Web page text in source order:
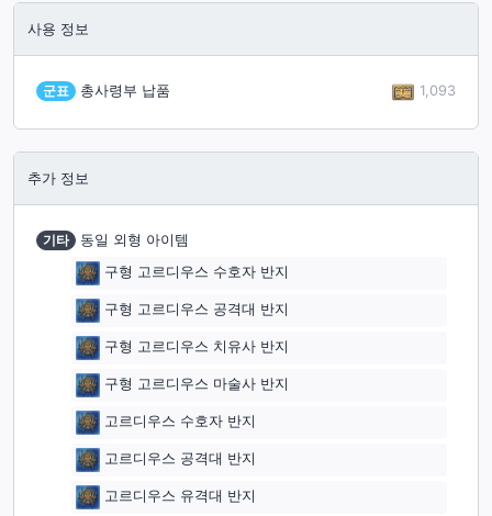
사용 정보
군표 총사령부 납품 1,093
추가 정보
기타
동일 외형 아이템
구형 고르디우스 수호자 반지
구형 고르디우스 공격대 반지
구형 고르디우스 치유사 반지
구형 고르디우스 마술사 반지
고르디우스 수호자 반지
고르디우스 공격대 반지
고르디우스 유격대 반지